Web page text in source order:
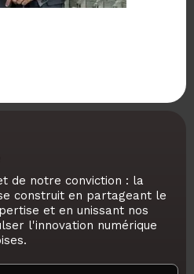
de notre conviction : la
construit en partageant le
et en unissant nos
l'innovation numérique